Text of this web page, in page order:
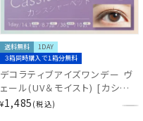
送料無料
1DAY
３箱同時購入で１箱分無料
デコラティブアイズワンデー ヴ
ェール(UV＆モイスト) [カシス
シャーベット][10枚入]
¥1,485 税込